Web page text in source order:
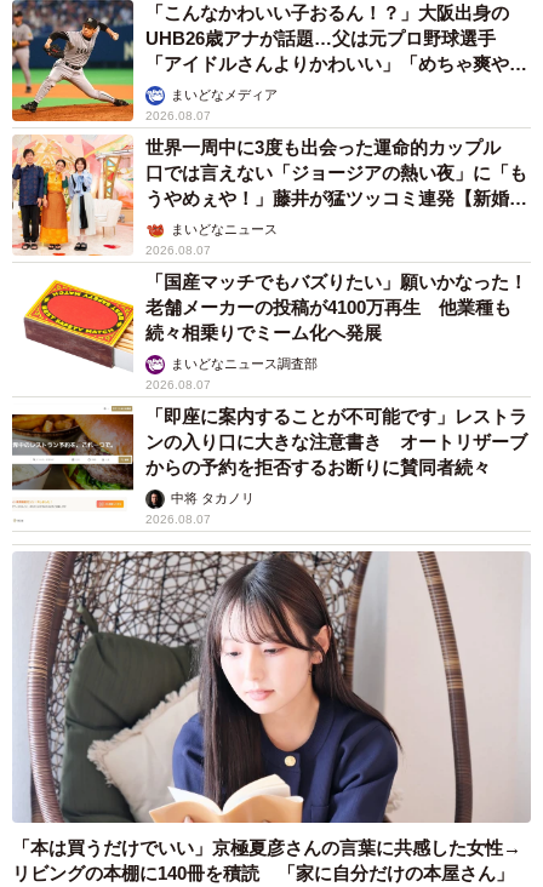
「こんなかわいい子おるん！？」大阪出身の
UHB26歳アナが話題…父は元プロ野球選手
「アイドルさんよりかわいい」「めちゃ爽や
か」まいどなメディア
2026.08.07
世界一周中に3度も出会った運命的カップル
口では言えない「ジョージアの熱い夜」に「も
うやめぇや！」藤井が猛ツッコミ連発【新婚さ
ん】まいどなニュース
2026.08.07
「国産マッチでもバズりたい」願いかなった！
老舗メーカーの投稿が4100万再生 他業種も
続々相乗りでミーム化へ発展
まいどなニュース調査部
2026.08.07
「即座に案内することが不可能です」レストラ
ンの入り口に大きな注意書き オートリザーブ
からの予約を拒否するお断りに賛同者続々
中将 タカノリ
2026.08.07
「本は買うだけでいい」京極夏彦さんの言葉に共感した女性→
リビングの本棚に140冊を積読 「家に自分だけの本屋さん」